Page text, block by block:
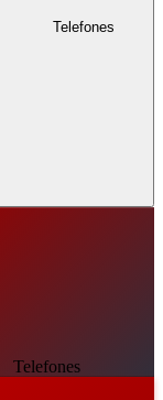
Telefones
Telefones